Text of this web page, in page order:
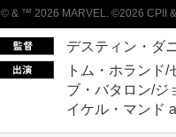
© & ™ 2026 MARVEL. ©2026 CPII
デスティン・ダ
トム・ホランド
ブ・バタロン/ジ
イケル・マンド